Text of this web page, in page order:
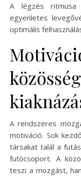
A légzés
egyenletes
optimális
A rendszeres
motiváció. Sok
társakat talál a
futócsoport. A
teszi a mozgást,